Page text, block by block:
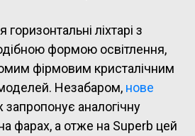
ліхтарі з
формою освітлення,
фірмовим кристалічним
Незабаром, нове
запропонує аналогічну
фарах, а отже на Superb цей